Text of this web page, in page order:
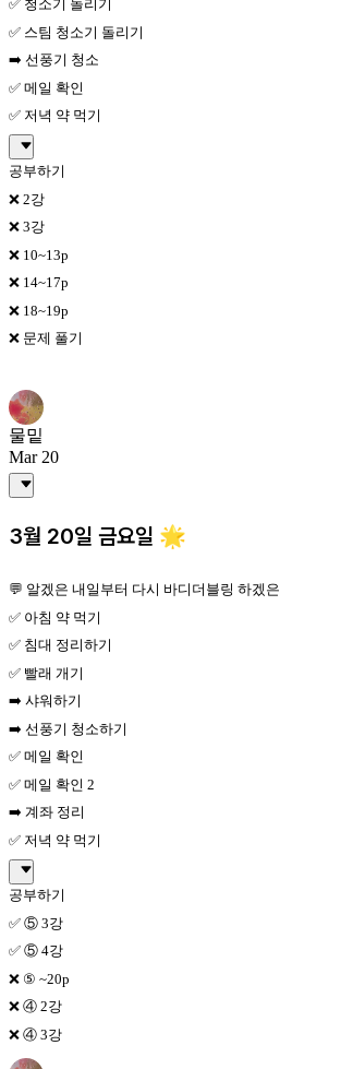
✅ 청소기 돌리기
✅ 스팀 청소기 돌리기
➡️ 선풍기 청소
✅ 메일 확인
✅️ 저녁 약 먹기
공부하기
❌ 2강
❌ 3강
❌ 10~13p
❌ 14~17p
❌ 18~19p
❌ 문제 풀기
물밑
Mar 20
3월 20일 금요일 🌟
💬 알겠은 내일부터 다시 바디더블링 하겠은
✅ 아침 약 먹기
✅ 침대 정리하기
✅ 빨래 개기
➡️ 샤워하기
➡️ 선풍기 청소하기
✅ 메일 확인
✅ 메일 확인 2
➡️ 계좌 정리
✅ 저녁 약 먹기
공부하기
✅ ⑤ 3강
✅ ⑤ 4강
❌ ⑤ ~20p
❌ ④ 2강
❌ ④ 3강